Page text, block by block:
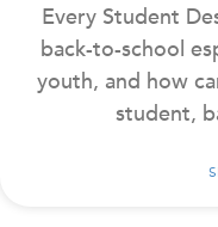
Every Student
back-to-school
youth, and how
student,